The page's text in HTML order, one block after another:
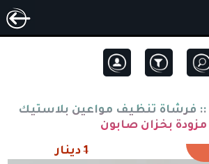
:: فرشاة تنظيف مواعين بلاستيك
مزودة بخزان صابون
1دينار